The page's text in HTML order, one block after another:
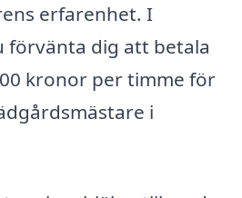
erfarenhet. I
förvänta dig att betala
kronor per timme för
i